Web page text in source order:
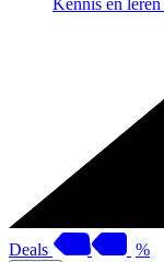
Kennis en leren
Deals %